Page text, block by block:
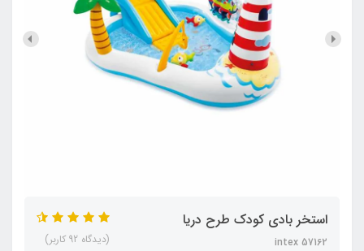
استخر بادی کودک طرح دریا
intex 57162 (دیدگاه 92 کاربر)